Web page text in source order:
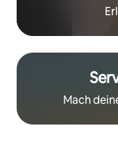
Mach